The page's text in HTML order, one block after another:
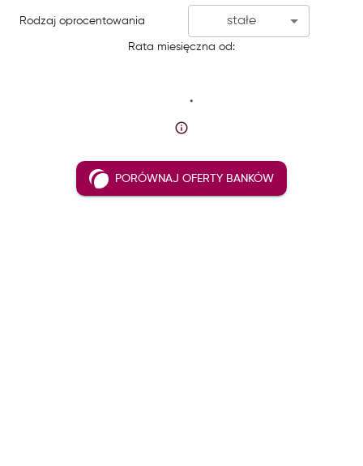
Rodzaj oprocentowania stałe
Rata miesięczna od:
PORÓWNAJ OFERTY BANKÓW